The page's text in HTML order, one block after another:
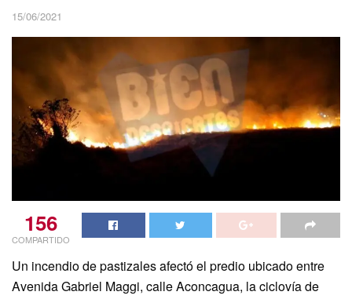
15/06/2021
156
COMPARTIDO
Un incendio de pastizales afectó el predio ubicado entre
Avenida Gabriel Maggi, calle Aconcagua, la ciclovía de